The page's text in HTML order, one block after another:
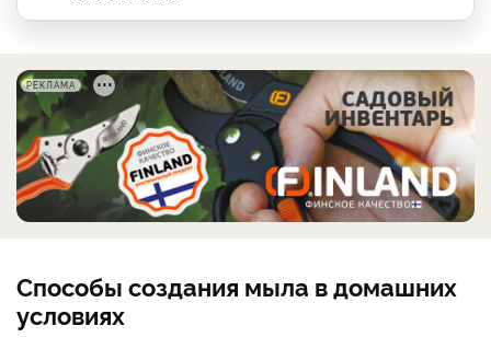
РЕКЛАМА
Способы создания мыла в домашних
условиях